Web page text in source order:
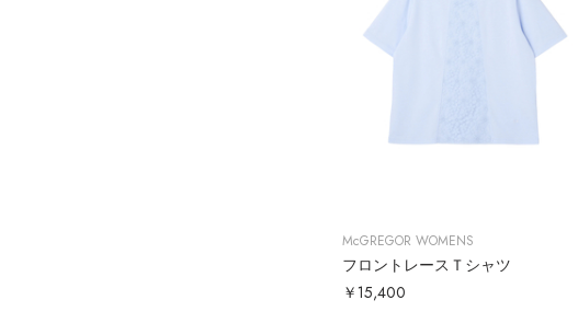
McGREGOR WOMENS
フロントレースＴシャツ
￥15,400